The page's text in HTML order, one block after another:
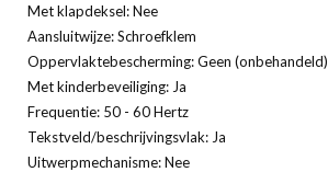
Met klapdeksel: Nee
Aansluitwijze: Schroefklem
Oppervlaktebescherming: Geen (onbehandeld)
Met kinderbeveiliging: Ja
Frequentie: 50 - 60 Hertz
Tekstveld/beschrijvingsvlak: Ja
Uitwerpmechanisme: Nee